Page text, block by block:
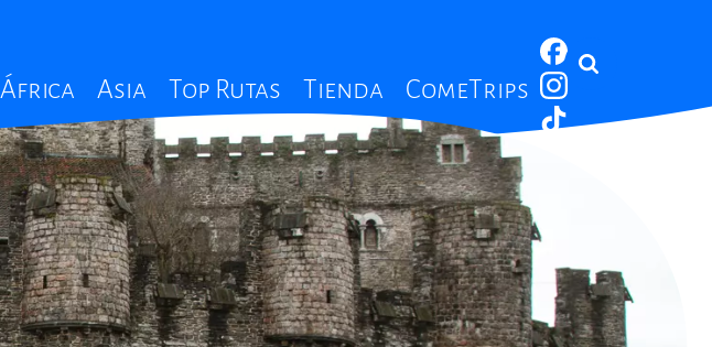
África Asia Top Rutas Tienda ComeTrips